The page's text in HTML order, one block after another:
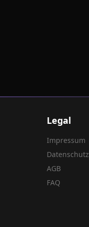
Legal
Impressum
Datenschutz
AGB
FAQ